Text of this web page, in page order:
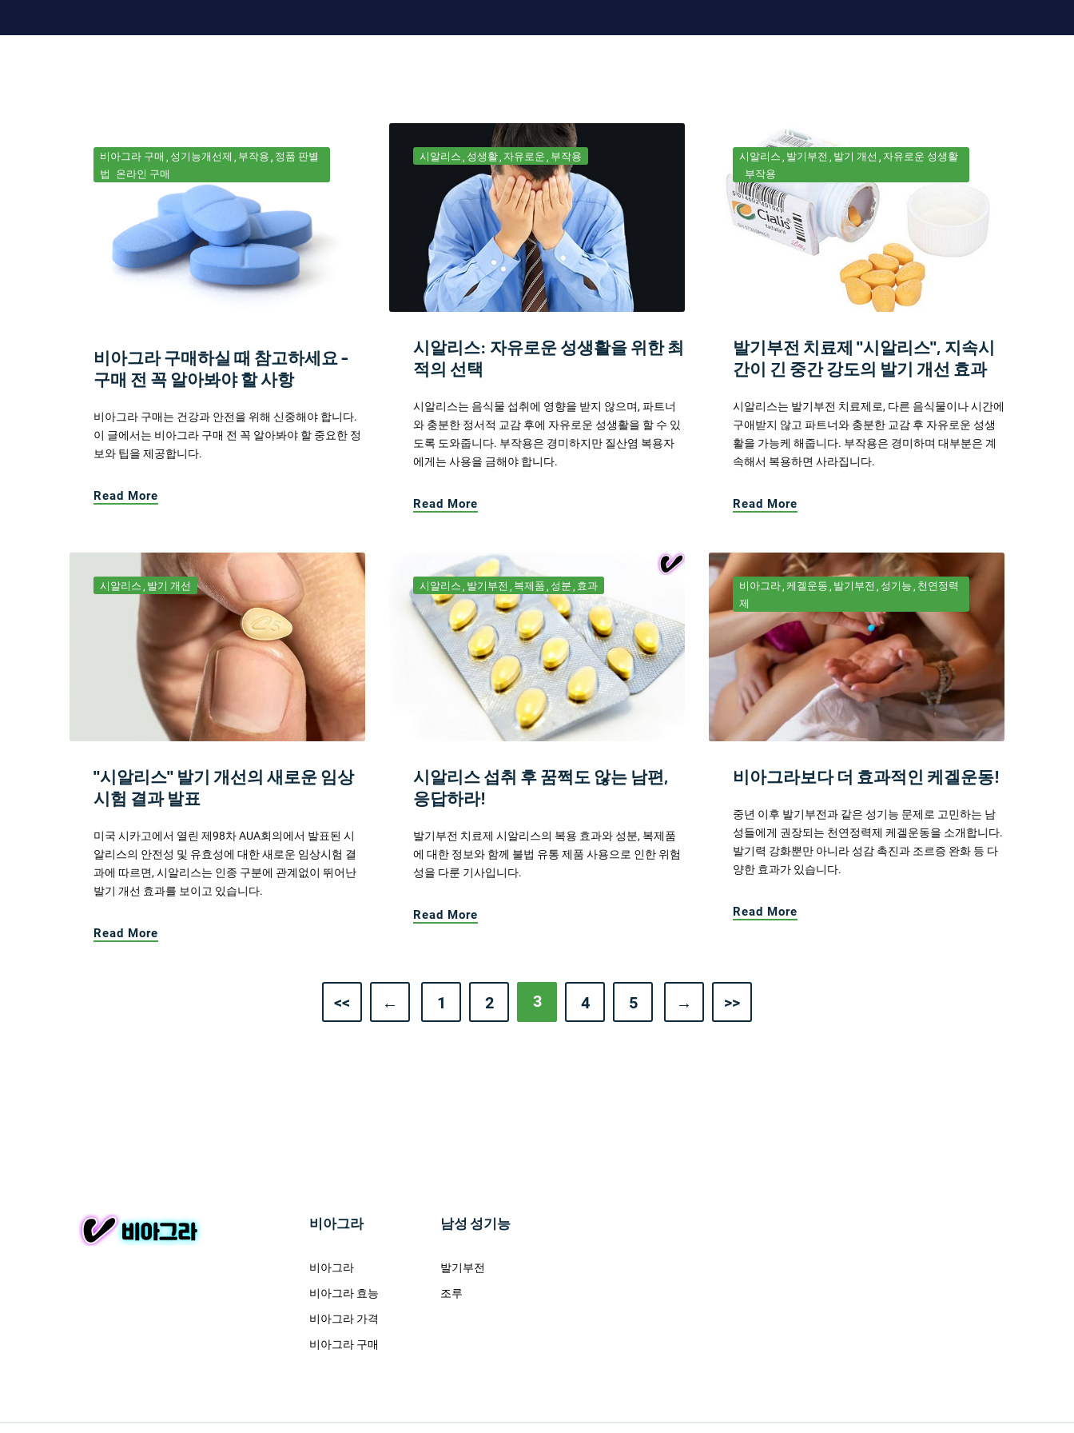
비아그라 구매 성기능개선제 부작용 정품 판별
법
온라인 구매
비아그라 구매하실 때 참고하세요 -
구매 전 꼭 알아봐야 할 사항
비아그라 구매는 건강과 안전을 위해 신중해야 합니다.
이 글에서는 비아그라 구매 전 꼭 알아봐야 할 중요한 정
보와 팁을 제공합니다.
Read More
시알리스 성생활 자유로운 부작용
시알리스: 자유로운 성생활을 위한 최
적의 선택
시알리스는 음식물 섭취에 영향을 받지 않으며, 파트너
와 충분한 정서적 교감 후에 자유로운 성생활을 할 수 있
도록 도와줍니다. 부작용은 경미하지만 질산염 복용자
에게는 사용을 금해야 합니다.
Read More
시알리스 발기부전 발기 개선
자유로운 성생활
부작용
발기부전 치료제 "시알리스", 지속시
간이 긴 중간 강도의 발기 개선 효과
시알리스는 발기부전 치료제로, 다른 음식물이나 시간에
구애받지 않고 파트너와 충분한 교감 후 자유로운 성생
활을 가능케 해줍니다. 부작용은 경미하며 대부분은 계
속해서 복용하면 사라집니다.
Read More
시알리스 발기 개선
"시알리스" 발기 개선의 새로운 임상
시험 결과 발표
미국 시카고에서 열린 제98차 AUA회의에서 발표된 시
알리스의 안전성 및 유효성에 대한 새로운 임상시험 결
과에 따르면, 시알리스는 인종 구분에 관계없이 뛰어난
발기 개선 효과를 보이고 있습니다.
Read More
시알리스 발기부전 복제품 성분 효과
시알리스 섭취 후 꿈쩍도 않는 남편,
응답하라!
발기부전 치료제 시알리스의 복용 효과와 성분, 복제품
에 대한 정보와 함께 불법 유통 제품 사용으로 인한 위험
성을 다룬 기사입니다.
Read More
비아그라 케겔운동 발기부전 성기능 천연정력
제
비아그라보다 더 효과적인 케겔운동!
중년 이후 발기부전과 같은 성기능 문제로 고민하는 남
성들에게 권장되는 천연정력제 케겔운동을 소개합니다.
발기력 강화뿐만 아니라 성감 촉진과 조르증 완화 등 다
양한 효과가 있습니다.
Read More
<< ← 1 2 3 4 5 → >>
비아그라
비아그라
비아그라 효능
비아그라 가격
비아그라 구매
남성 성기능
발기부전
조루